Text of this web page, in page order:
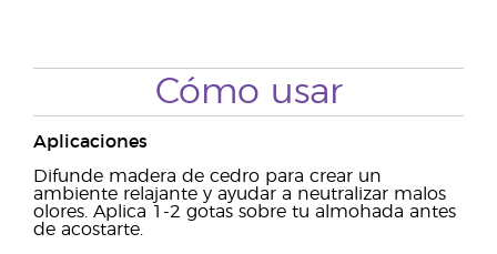
Cómo usar
Aplicaciones
Difunde madera de cedro para crear un
ambiente relajante y ayudar a neutralizar malos
olores. Aplica 1-2 gotas sobre tu almohada antes
de acostarte.